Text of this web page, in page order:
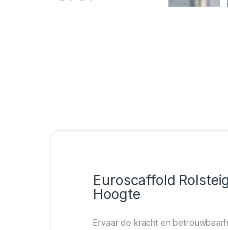
Euroscaffold
Hoogte
Ervaar de kracht en